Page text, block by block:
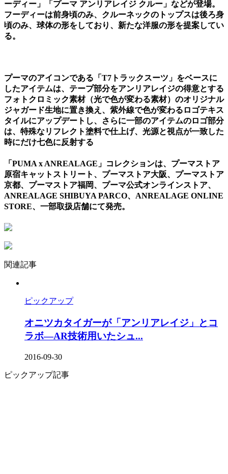
ーディー」「プーマ アンリアレイジ クルー」などが登場。
フーディーは前身頃のみ、クルーネックのトップスは後ろ身
頃のみ、球体の形をしており、新たな洋服の形を提案してい
る。
プーマのアイコンである「T7トラックスーツ」をベースに
したアイテムは、テープ部分をアンリアレイジの得意とする
フォトクロミック素材（光で色が変わる素材）のオリジナル
ジャガード生地に置き換え、紫外線で色が変わるロゴテキス
タイルにアップデートし、さらに一部のアイテムのロゴ部分
は、特殊なリフレクト塗料で仕上げ、光源と視点が一致した
時にだけ七色に反射する
「PUMA x ANREALAGE」コレクションは、プーマストア
原宿キャットストリート、プーマストア大阪、プーマストア
京都、プーマストア福岡、プーマ公式オンラインストア、
ANREALAGE SHIBUYA PARCO、ANREALAGE ONLINE
STORE、一部取扱店舗にて発売。
関連記事
ピックアップ
オニツカタイガーが「アンリアレイジ」とコ
ラボ―AR技術用いたシュ...
2016-09-30
ピックアップ記事